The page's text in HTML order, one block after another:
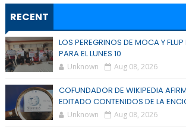
RECENT
LOS PEREGRINOS DE MOCA Y
PARA EL LUNES 10
Unknown Aug 08, 2026
COFUNDADOR DE WIKIPEDIA
EDITADO CONTENIDOS DE LA
Unknown Aug 08, 2026